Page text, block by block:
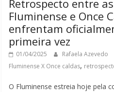
Retrospecto entre
Fluminense e Once
enfrentam
primeira vez
01/04/2025 Rafaela Azevedo
Fluminense X Once caldas,
O Fluminense estreia hoje pela